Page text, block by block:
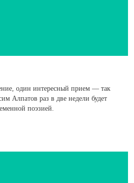
один интересный прием — так
Алпатов раз в две недели будет
поэзией.